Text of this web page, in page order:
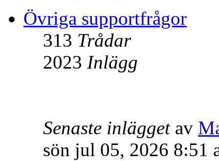
Övriga supportfrågor
313 Trådar
2023 Inlägg
Senaste inläggetav
sön jul 05, 2026 8:51